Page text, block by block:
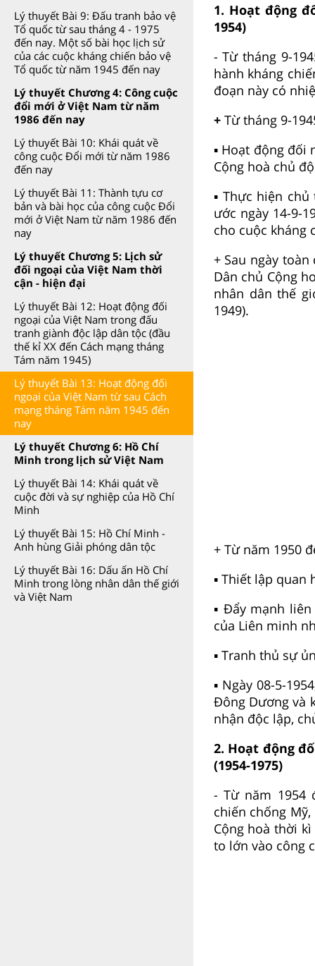
Lý thuyết Bài 9: Đấu tranh bảo vệ
Tổ quốc từ sau tháng 4 - 1975
đến nay. Một số bài học lịch sử
của các cuộc kháng chiến bảo vệ
Tổ quốc từ năm 1945 đến nay
Lý thuyết Chương 4: Công cuộc
đổi mới ở Việt Nam từ năm
1986 đến nay
Lý thuyết Bài 10: Khái quát về
công cuộc Đổi mới từ năm 1986
đến nay
Lý thuyết Bài 11: Thành tựu cơ
bản và bài học của công cuộc Đổi
mới ở Việt Nam từ năm 1986 đến
nay
Lý thuyết Chương 5: Lịch sử
đối ngoại của Việt Nam thời
cận - hiện đại
Lý thuyết Bài 12: Hoạt động đối
ngoại của Việt Nam trong đấu
tranh giành độc lập dân tộc (đầu
thế kỉ XX đến Cách mạng tháng
Tám năm 1945)
Lý thuyết Bài 13: Hoạt động đối
ngoại của Việt Nam từ sau Cách
mạng tháng Tám năm 1945 đến
nay
Lý thuyết Chương 6: Hồ Chí
Minh trong lịch sử Việt Nam
Lý thuyết Bài 14: Khái quát về
cuộc đời và sự nghiệp của Hồ Chí
Minh
Lý thuyết Bài 15: Hồ Chí Minh -
Anh hùng Giải phóng dân tộc
Lý thuyết Bài 16: Dấu ấn Hồ Chí
Minh trong lòng nhân dân thế giới
và Việt Nam
1. Hoạt động
1954)
- Từ tháng 9-
hành kháng
đoạn này có
+ Từ tháng 9-
▪ Hoạt động đối
Cộng hoà chủ
▪ Thực hiện
ước ngày 14-9-
cho cuộc kháng
+ Sau ngày
Dân chủ Cộng
nhân dân thế
1949).
+ Từ năm 1950
▪ Thiết lập quan
▪ Đẩy mạnh
của Liên minh
▪ Tranh thủ sự
▪ Ngày 08-5-
Đông Dương và
nhận độc lập,
2. Hoạt động
(1954-1975)
- Từ năm 1954
chiến chống
Cộng hoà thời
to lớn vào công